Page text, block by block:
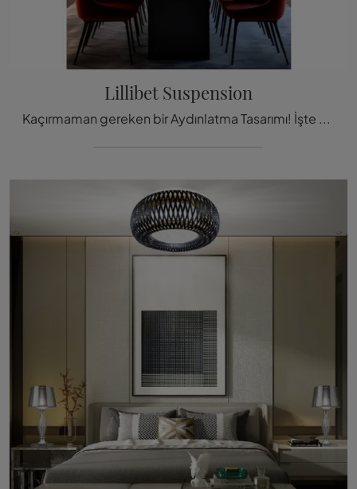
Lillibet Suspension
Kaçırmaman gereken bir Aydınlatma Tasarımı! İşte Slamp'in Lillibet Suspende avizesi.